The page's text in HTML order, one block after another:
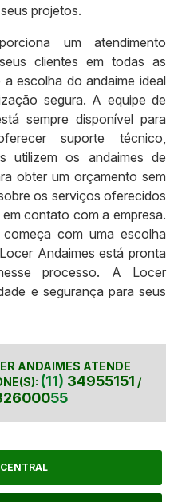
projetos.
um atendimento
clientes em todas as
escolha do andaime ideal
segura. A equipe de
sempre disponível para
suporte técnico,
utilizem os andaimes de
obter um orçamento sem
os serviços oferecidos
contato com a empresa.
com uma escolha
Andaimes está pronta
processo. A Locer
e segurança para seus
ANDAIMES ATENDE
(11) 34955151 /
55